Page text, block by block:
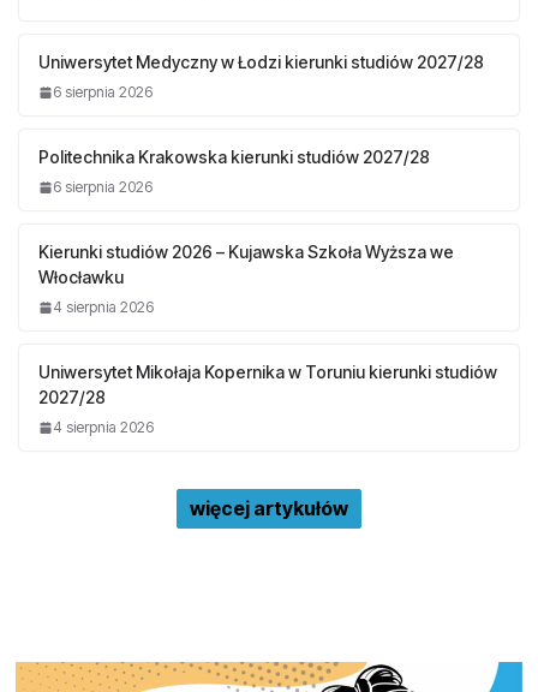
Uniwersytet Medyczny w Łodzi kierunki studiów 2027/28
6 sierpnia 2026
Politechnika Krakowska kierunki studiów 2027/28
6 sierpnia 2026
Kierunki studiów 2026 – Kujawska Szkoła Wyższa we
Włocławku
4 sierpnia 2026
Uniwersytet Mikołaja Kopernika w Toruniu kierunki studiów
2027/28
4 sierpnia 2026
więcej artykułów